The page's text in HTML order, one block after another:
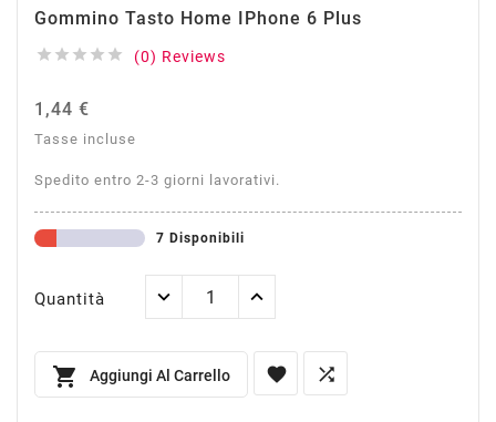
Gommino Tasto Home IPhone 6 Plus
     (0) Reviews
1,44 €
Tasse incluse
Spedito entro 2-3 giorni lavorativi.
7 Disponibili
Quantità
 Aggiungi Al Carrello  